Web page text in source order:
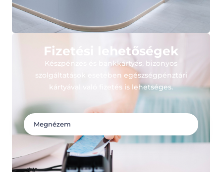
Fizetési lehetőségek
Készpénzes és bankkártyás, bizonyos
szolgáltatások esetében egészségpénztári
kártyával való fizetés is lehetséges.
Megnézem